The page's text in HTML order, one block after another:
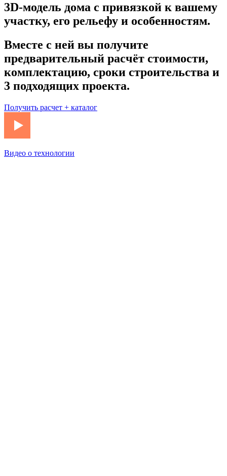
3D-модель дома с привязкой к вашему
участку, его рельефу и особенностям.
Вместе с ней вы получите
предварительный расчёт стоимости,
комплектацию, сроки строительства и
3 подходящих проекта.
Получить расчет + каталог
Видео о технологии